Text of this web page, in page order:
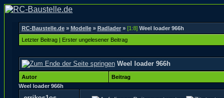
RC-Baustelle.de» Modelle» Radlader» [1:8] Weel loader 966h
Letzter Beitrag| Erster ungelesener Beitrag
Weel loader 966h
Autor Beitrag
Weel loader 966h